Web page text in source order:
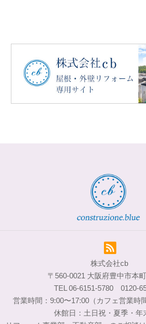
株式会社cb
〒560-0021 大阪府豊中市本
TEL 06-6151-5780 0120-
営業時間：9:00〜17:00（カフェ営業時
休館日：土日祝・夏季・年